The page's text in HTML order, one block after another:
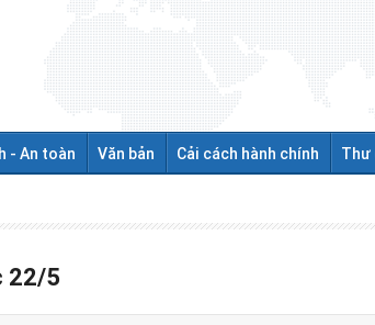
- An toàn Văn bản Cải cách hành chính Thư
22/5